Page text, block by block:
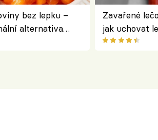
bez lepku –
alternativa
Zavařené
jak uchovat